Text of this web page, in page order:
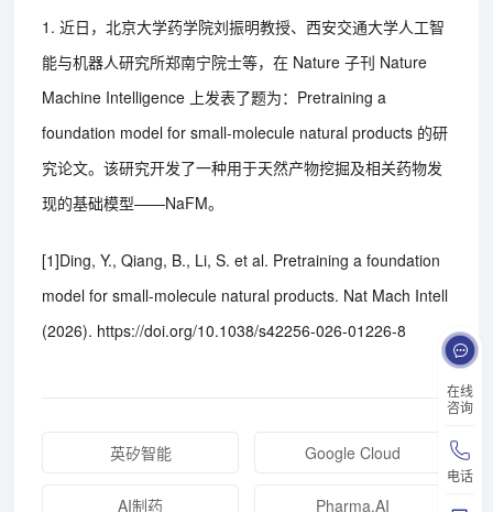
在线
咨询
电话
1. 近日，北京大学药学院‌刘振明‌教授、西安交通大学人工智
能与机器人研究所郑南宁院士等，在 Nature 子刊 Nature
Machine Intelligence 上发表了题为：Pretraining a
foundation model for small-molecule natural products 的研
究论文。该研究开发了一种用于天然产物挖掘及相关药物发
现的基础模型——NaFM。
[1]Ding, Y., Qiang, B., Li, S. et al. Pretraining a foundation
model for small-molecule natural products. Nat Mach Intell
(2026). https://doi.org/10.1038/s42256-026-01226-8
英矽智能 Google Cloud
AI制药 Pharma.AI